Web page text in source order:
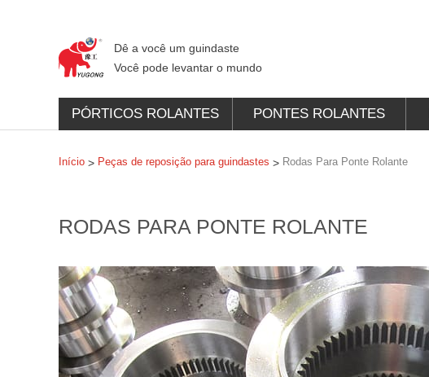
Dê a você um guindaste
Você pode levantar o mundo
PÓRTICOS ROLANTES PONTES ROLANTES
Início > Peças de reposição para guindastes > Rodas Para Ponte Rolante
RODAS PARA PONTE ROLANTE